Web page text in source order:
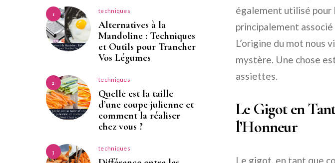
également utilisé pour
principalement associé
L’origine du mot nous
mystère. Une chose
assiettes.
Le Gigot en
l’Honneur
Le gigot, en tant que
1 techniques
Alternatives à la
Mandoline : Techniques
et Outils pour Trancher
Vos Légumes
2 techniques
Quelle est la taille
d’une coupe julienne et
comment la réaliser
chez vous ?
3 techniques